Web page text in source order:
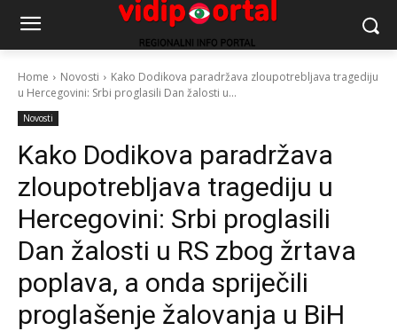
Home Novosti
Kako Dodikova paradržava zloupotrebljava tragediju
u Hercegovini: Srbi proglasili Dan žalosti u...
Novosti
Kako Dodikova paradržava
zloupotrebljava tragediju u
Hercegovini: Srbi proglasili
Dan žalosti u RS zbog žrtava
poplava, a onda spriječili
proglašenje žalovanja u BiH